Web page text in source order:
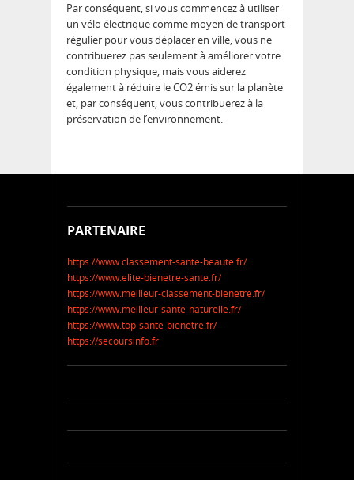
Par conséquent, si vous commencez à utiliser
un vélo électrique comme moyen de transport
régulier pour vous déplacer en ville, vous ne
contribuerez pas seulement à améliorer votre
condition physique, mais vous aiderez
également à réduire le CO2 émis sur la planète
et, par conséquent, vous contribuerez à la
préservation de l’environnement.
PARTENAIRE
https://www.classement-sante-beaute.fr/
https://www.elite-bienetre-sante.fr/
https://www.meilleur-classement-bienetre.fr/
https://www.meilleur-sante-naturelle.fr/
https://www.top-sante-bienetre.fr/
https://secoursinfo.fr